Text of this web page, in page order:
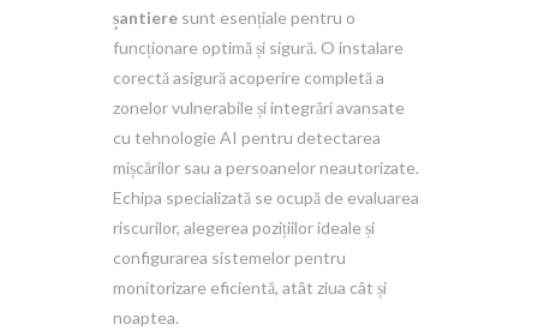
șantiere sunt esențiale pentru o
funcționare optimă și sigură. O instalare
corectă asigură acoperire completă a
zonelor vulnerabile și integrări avansate
cu tehnologie AI pentru detectarea
mișcărilor sau a persoanelor neautorizate.
Echipa specializată se ocupă de evaluarea
riscurilor, alegerea pozițiilor ideale și
configurarea sistemelor pentru
monitorizare eficientă, atât ziua cât și
noaptea.